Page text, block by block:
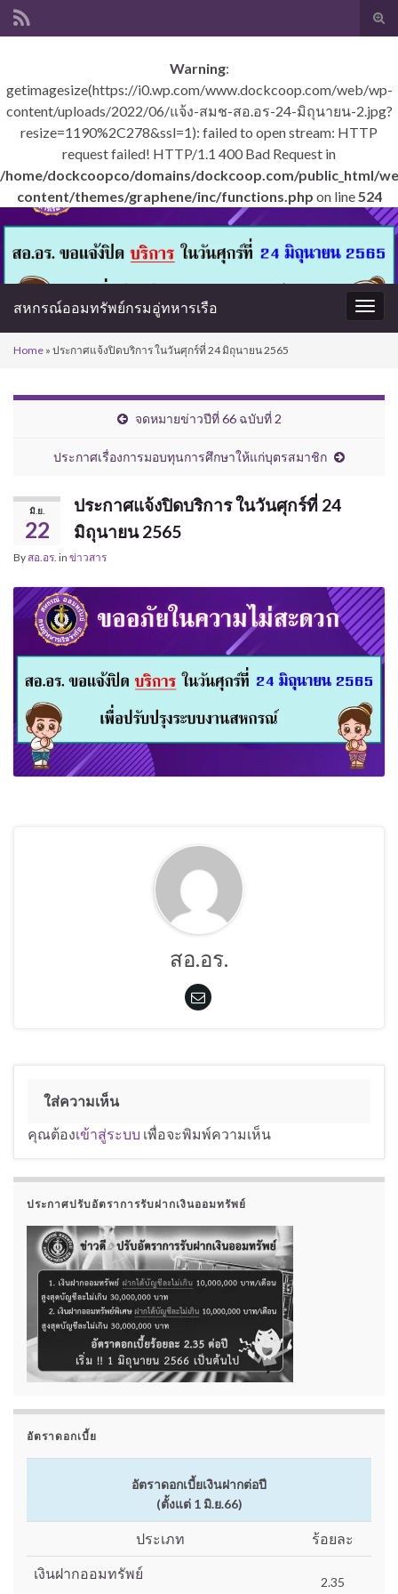
Warning:
getimagesize(https://i0.wp.com/www.dockcoop.com/web/wp-
content/uploads/2022/06/แจ้ง-สมช-สอ.อร-24-มิถุนายน-2.jpg?
resize=1190%2C278&ssl=1): failed to open stream: HTTP
request failed! HTTP/1.1 400 Bad Request in
/home/dockcoopco/domains/dockcoop.com/public_html/
content/themes/graphene/inc/functions.php on line524
สหกรณ์ออมทรัพย์กรมอู่ทหารเรือ
Home » ประกาศแจ้งปิดบริการ ในวันศุกร์ที่ 24 มิถุนายน 2565
จดหมายข่าวปีที่ 66 ฉบับที่ 2
ประกาศเรื่องการมอบทุนการศึกษาให้แก่บุตรสมาชิก
มิ.ย.
22
ประกาศแจ้งปิดบริการ ในวันศุกร์ที่ 24
มิถุนายน 2565
By สอ.อร. in ข่าวสาร
สอ.อร.
ใส่ความเห็น
คุณต้องเข้าสู่ระบบ เพื่อจะพิมพ์ความเห็น
ประกาศปรับอัตราการรับฝากเงินออมทรัพย์
อัตราดอกเบี้ย
อัตราดอกเบี้ยเงินฝากต่อปี
(ตั้งแต่ 1 มิ.ย.66)
ประเภท ร้อยละ
เงินฝากออมทรัพย์
2.35